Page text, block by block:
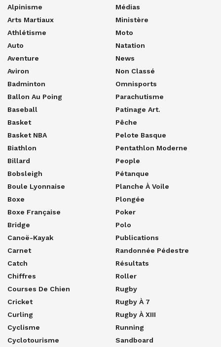
Alpinisme
Arts Martiaux
Athlétisme
Auto
Aventure
Aviron
Badminton
Ballon Au Poing
Baseball
Basket
Basket NBA
Biathlon
Billard
Bobsleigh
Boule Lyonnaise
Boxe
Boxe Française
Bridge
Canoë-Kayak
Carnet
Catch
Chiffres
Courses De Chien
Cricket
Curling
Cyclisme
Cyclotourisme
Médias
Ministère
Moto
Natation
News
Non Classé
Omnisports
Parachutisme
Patinage Art.
Pêche
Pelote Basque
Pentathlon Moderne
People
Pétanque
Planche À Voile
Plongée
Poker
Polo
Publications
Randonnée Pédestre
Résultats
Roller
Rugby
Rugby À 7
Rugby À XIII
Running
Sandboard